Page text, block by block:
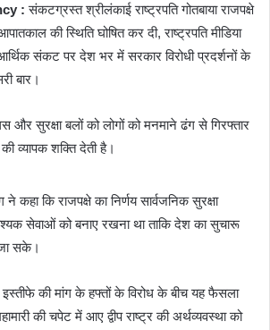
: संकटग्रस्त श्रीलंकाई राष्ट्रपति गोतबाया राजपक्षे
की स्थिति घोषित कर दी, राष्ट्रपति मीडिया
संकट पर देश भर में सरकार विरोधी प्रदर्शनों के
बार।
और सुरक्षा बलों को लोगों को मनमाने ढंग से गिरफ्तार
व्यापक शक्ति देती है।
ने कहा कि राजपक्षे का निर्णय सार्वजनिक सुरक्षा
सेवाओं को बनाए रखना था ताकि देश का सुचारू
सके।
की मांग के हफ्तों के विरोध के बीच यह फैसला
की चपेट में आए द्वीप राष्ट्र की अर्थव्यवस्था को